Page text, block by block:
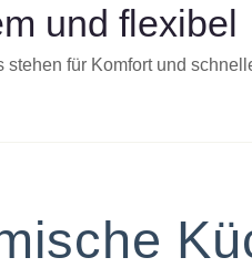
und flexibel
stehen für Komfort und